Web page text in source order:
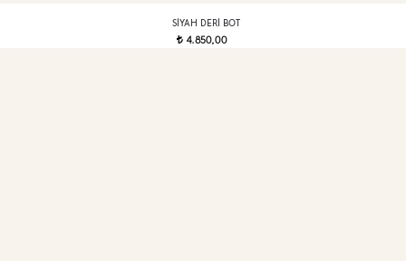
SIYAH DERI BOT
t 4.850,00